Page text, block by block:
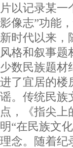
片以记录某
影像志”功能
新时代以来，
风格和叙事题
少数民族题材
进了宜居的楼
谣。传统民族
点，《指尖上
明“在民族文
理念。随着纪